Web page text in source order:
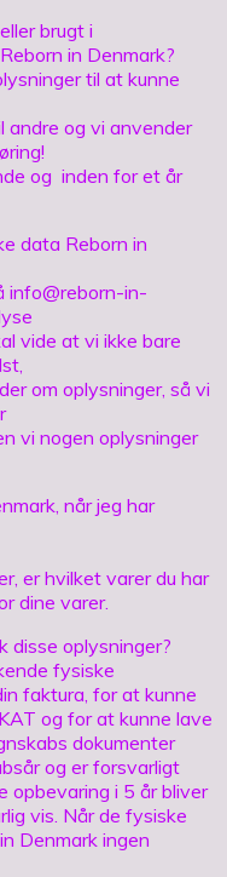
brugt i
in Denmark?
til at kunne
andre og vi anvender
og inden for et år
data Reborn in
info@reborn-in-
vide at vi ikke bare
om oplysninger, så vi
vi nogen oplysninger
når jeg har
er hvilket varer du har
dine varer.
disse oplysninger?
fysiske
faktura, for at kunne
og for at kunne lave
dokumenter
og er forsvarligt
opbevaring i 5 år bliver
vis. Når de fysiske
Denmark ingen